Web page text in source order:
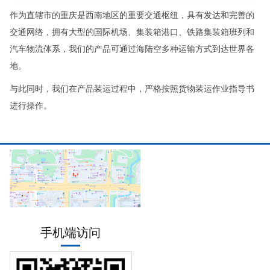
作为直辖市的重庆是西南地区的重要交通枢纽，具有发达和完善的
交通网络，拥有大型的国际机场、集装箱港口、铁路集装箱班列和
汽车物流体系，我们的产品可通过海陆空多种运输方式到达世界各
地。
与此同时，我们在产品装运过程中，严格按照货物装运作业指导书
进行操作。
手机端访问